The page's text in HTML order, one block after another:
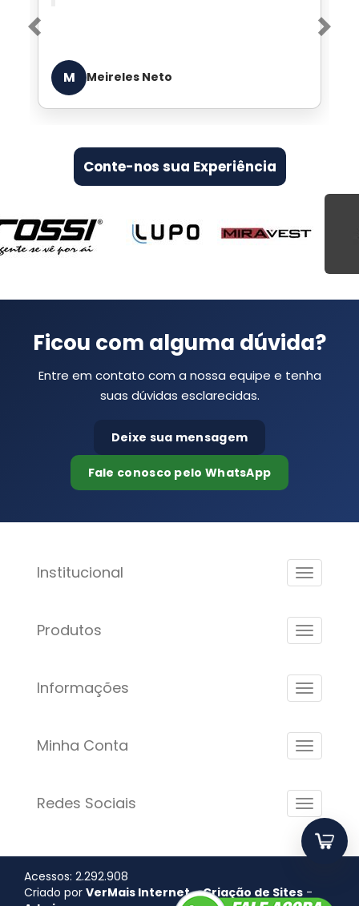
E Edgar de Arruda Lara
Previous
Conte-nos sua Experiência
Ficou com alguma dúvida?
Entre em contato com a nossa equipe e tenha
suas dúvidas esclarecidas.
Deixe sua mensagem
Fale conosco pelo WhatsApp
Institucional
Produtos
Informações
Minha Conta
Redes Sociais
Acessos: 2.292.908
Criado por VerMais Internet-Criação de Sites -